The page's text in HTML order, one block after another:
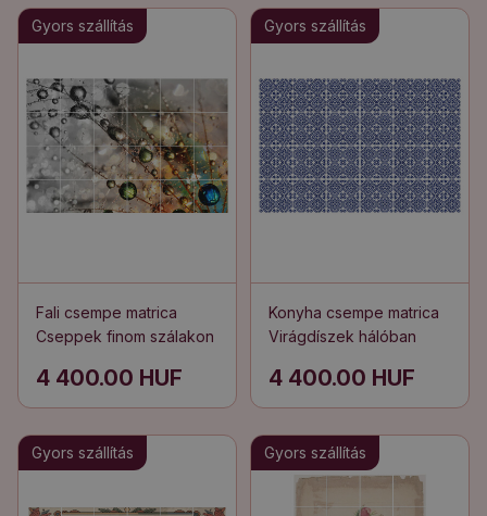
Gyors szállítás
Fali csempe matrica
Cseppek finom szálakon
4 400.00 HUF
Gyors szállítás
Konyha csempe matrica
Virágdíszek hálóban
4 400.00 HUF
Gyors szállítás Gyors szállítás